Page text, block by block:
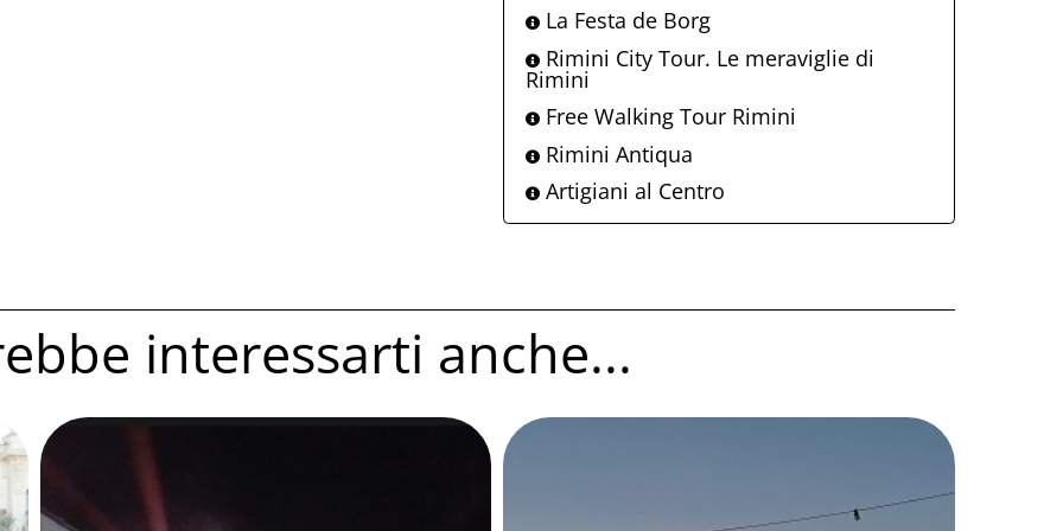
La Festa de Borg
Rimini City Tour. Le meraviglie di
Rimini
Free Walking Tour Rimini
Rimini Antiqua
Artigiani al Centro
interessarti anche...